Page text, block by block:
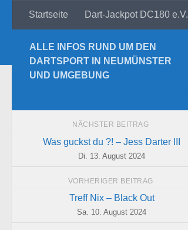
Zum Inhalt springen
Startseite Dart-Jackpot DC180 e.V.
ALLE INFOS RUND UM DEN
DARTSPORT IN NEUMÜNSTER
UND UMGEBUNG
NÄCHSTER BEITRAG
Was guckst du ?! – Jess Darter III
Di. 13. August 2024
VORHERIGER BEITRAG
Treff Nix – Black Out
Sa. 10. August 2024